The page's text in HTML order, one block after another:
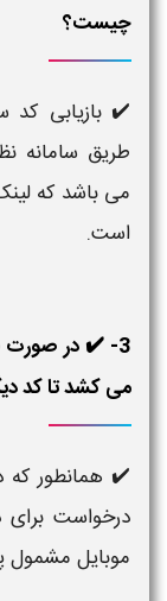
چیست؟
✔️ بازیابی کد
می باشد که
است.
3- ✔️ در
می کشد تا کد
✔️ همانطور که
موبایل